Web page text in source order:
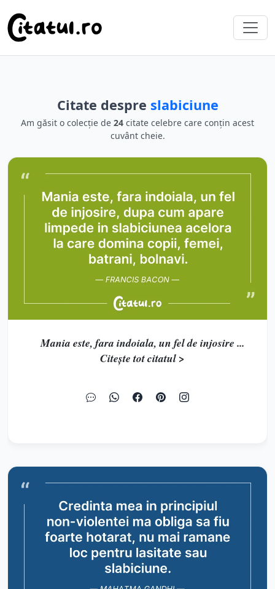
Citate despre slabiciune
Am găsit o colecție de 24 citate celebre care conțin acest
cuvânt cheie.
Mania este, fara indoiala, un fel de injosire ...
Citește tot citatul >